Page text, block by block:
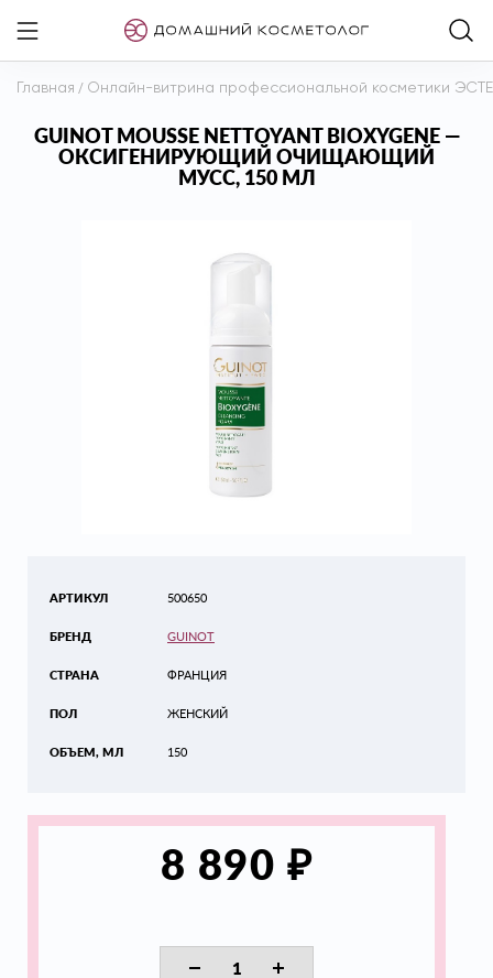
Главная / Онлайн-витрина профессиональной косметики
GUINOT MOUSSE NETTOYANT BIOXYGENE —
ОКСИГЕНИРУЮЩИЙ ОЧИЩАЮЩИЙ
МУСС, 150 МЛ
АРТИКУЛ
БРЕНД
СТРАНА
ПОЛ
ОБЪЕМ, МЛ
500650
GUINOT
ФРАНЦИЯ
ЖЕНСКИЙ
150
8 890 ₽